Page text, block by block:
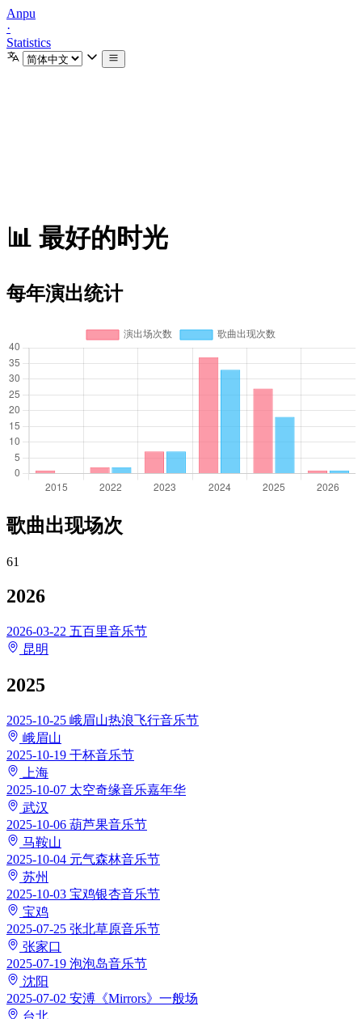
Anpu
·
Statistics
📊 最好的时光
每年演出统计
歌曲出现场次
61
2026
2026-03-22 五百里音乐节
昆明
2025
2025-10-25 峨眉山热浪飞行音乐节
峨眉山
2025-10-19 干杯音乐节
上海
2025-10-07 太空奇缘音乐嘉年华
武汉
2025-10-06 葫芦果音乐节
马鞍山
2025-10-04 元气森林音乐节
苏州
2025-10-03 宝鸡银杏音乐节
宝鸡
2025-07-25 张北草原音乐节
张家口
2025-07-19 泡泡岛音乐节
沈阳
2025-07-02 安溥《Mirrors》一般场
台北